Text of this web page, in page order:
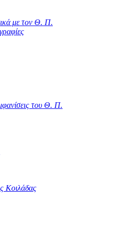
με τον Θ. Π.
του Θ. Π.
Κοιλάδας